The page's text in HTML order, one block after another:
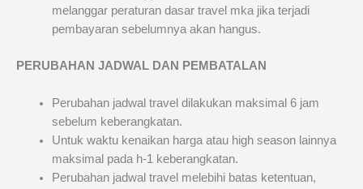
melanggar peraturan dasar travel mka jika terjadi
pembayaran sebelumnya akan hangus.
PERUBAHAN JADWAL DAN PEMBATALAN
Perubahan jadwal travel dilakukan maksimal 6 jam
sebelum keberangkatan.
Untuk waktu kenaikan harga atau high season lainnya
maksimal pada h-1 keberangkatan.
Perubahan jadwal travel melebihi batas ketentuan,